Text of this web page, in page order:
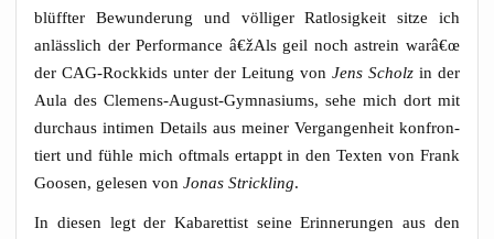
blüff­ter Bewun­de­rung und völ­li­ger Rat­lo­sig­keit sit­ze ich
anläss­lich der Per­for­mance â€žAls geil noch ast­rein warâ€œ
der CAG-Rock­kids unter der Lei­tung von Jens Scholz in der
Aula des Cle­mens-August-Gym­na­si­ums, sehe mich dort mit
durch­aus inti­men Details aus mei­ner Ver­gan­gen­heit kon­fron­
tiert und füh­le mich oft­mals ertappt in den Tex­ten von Frank
Goo­sen, gele­sen vonJonas Strick­ling.
In die­sen legt der Kaba­ret­tist sei­ne Erin­ne­run­gen aus den